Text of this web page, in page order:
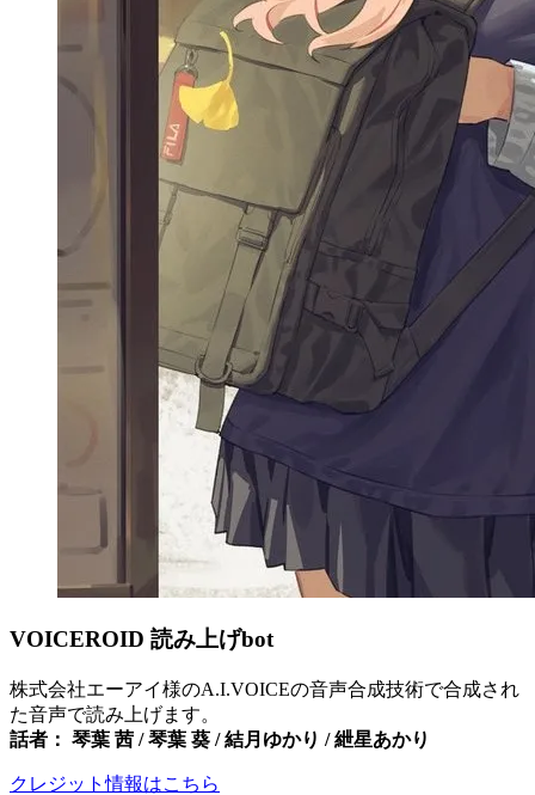
VOICEROID 読み上げbot
株式会社エーアイ様のA.I.VOICEの音声合成技術で合成され
た音声で読み上げます。
話者： 琴葉 茜 / 琴葉 葵 / 結月ゆかり / 紲星あかり
クレジット情報はこちら